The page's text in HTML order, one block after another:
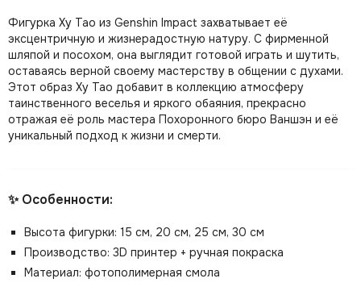
Фигурка Ху Тао из Genshin Impact захватывает её
эксцентричную и жизнерадостную натуру. С фирменной
шляпой и посохом, она выглядит готовой играть и шутить,
оставаясь верной своему мастерству в общении с духами.
Этот образ Ху Тао добавит в коллекцию атмосферу
таинственного веселья и яркого обаяния, прекрасно
отражая её роль мастера Похоронного бюро Ваншэн и её
уникальный подход к жизни и смерти.
✨ Особенности:
Высота фигурки: 15 см, 20 см, 25 см, 30 см
Производство: 3D принтер + ручная покраска
Материал: фотополимерная смола